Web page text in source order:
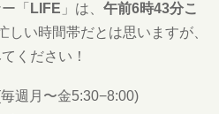
「 LIFE 」は、 午前6時43分こ
しい時間帯だとは思いますが、
ください！
週月〜金5:30−8:00)